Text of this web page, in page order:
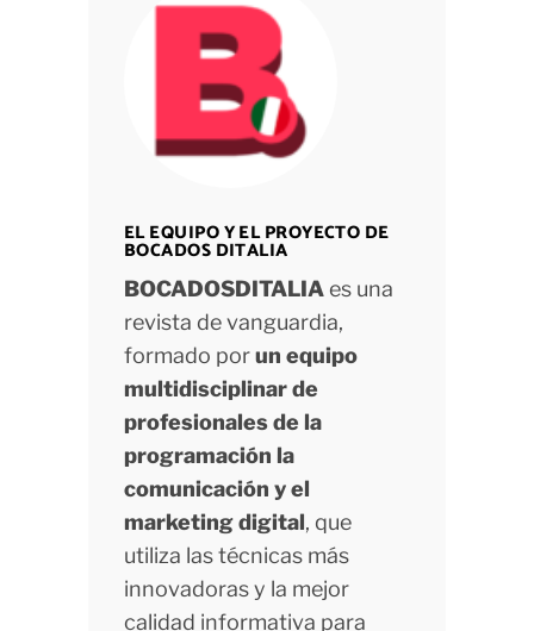
EL EQUIPO Y EL PROYECTO DE
BOCADOS DITALIA
BOCADOSDITALIAes una
revista de vanguardia,
formado porun equipo
multidisciplinar de
profesionales de la
programación la
comunicación y el
marketing digital, que
utiliza las técnicas más
innovadoras y la mejor
calidad informativa para